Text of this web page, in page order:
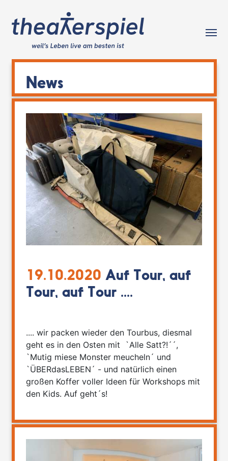
News
19.10.2020 Auf Tour, auf
Tour, auf Tour ....
.... wir packen wieder den Tourbus, diesmal
geht es in den Osten mit `Alle Satt?!´´,
`Mutig miese Monster meucheln´ und
`ÜBERdasLEBEN´ - und natürlich einen
großen Koffer voller Ideen für Workshops mit
den Kids. Auf geht´s!